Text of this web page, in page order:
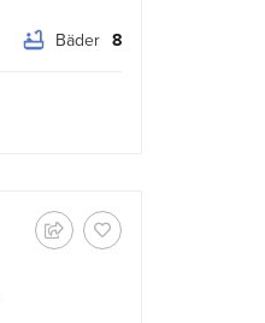
Bäder 8